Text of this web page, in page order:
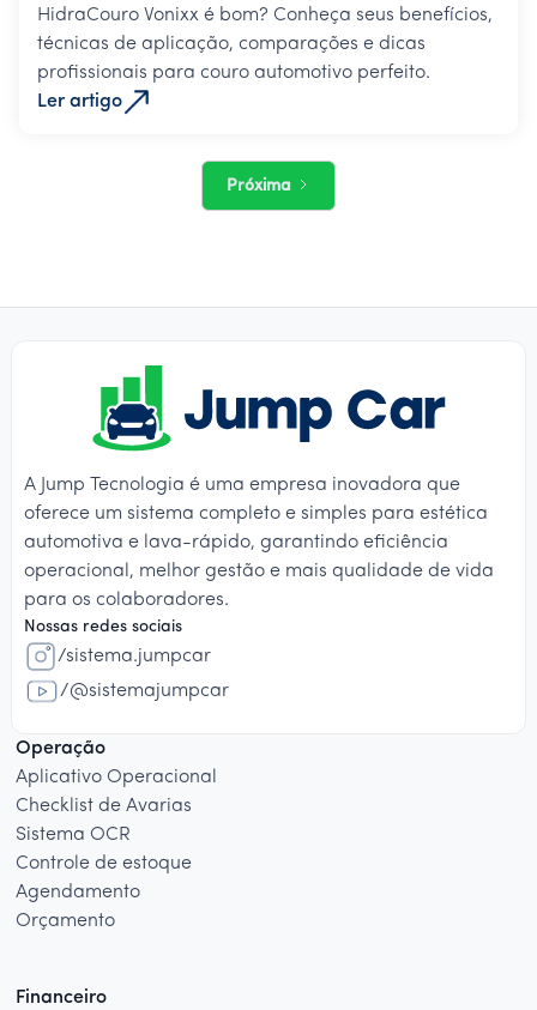
HidraCouro Vonixx é bom? Conheça seus benefícios,
técnicas de aplicação, comparações e dicas
profissionais para couro automotivo perfeito.
Ler artigo
Próxima
A Jump Tecnologia é uma empresa inovadora que
oferece um sistema completo e simples para estética
automotiva e lava-rápido, garantindo eficiência
operacional, melhor gestão e mais qualidade de vida
para os colaboradores.
Nossas redes sociais
/sistema.jumpcar
/@sistemajumpcar
Operação
Aplicativo Operacional
Checklist de Avarias
Sistema OCR
Controle de estoque
Agendamento
Orçamento
Financeiro